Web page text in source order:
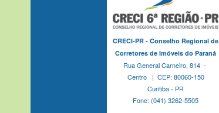
CRECI-PR - Conselho Regional de
Corretores de Imóveis do Paraná
Rua General Carneiro, 814 -
Centro | CEP: 80060-150
Curitiba - PR
Fone: (041) 3262-5505